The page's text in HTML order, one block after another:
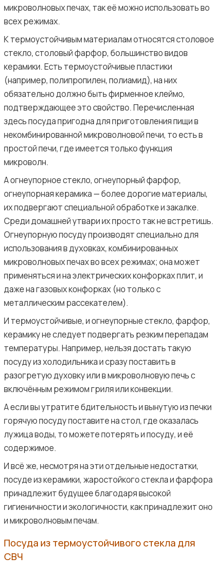
микроволновых печах, так её можно использовать во
всех режимах.
К термоустойчивым материалам относятся столовое
стекло, столовый фарфор, большинство видов
керамики. Есть термоустойчивые пластики
(например, полипропилен, полиамид), на них
обязательно должно быть фирменное клеймо,
подтверждающее это свойство. Перечисленная
здесь посуда пригодна для приготовления пищи в
некомбинированной микроволновой печи, то есть в
простой печи, где имеется только функция
микроволн.
А огнеупорное стекло, огнеупорный фарфор,
огнеупорная керамика — более дорогие материалы,
их подвергают специальной обработке и закалке.
Среди домашней утвари их просто так не встретишь.
Огнеупорную посуду производят специально для
использования в духовках, комбинированных
микроволновых печах во всех режимах; она может
применяться и на электрических конфорках плит, и
даже на газовых конфорках (но только с
металлическим рассекателем).
И термоустойчивые, и огнеупорные стекло, фарфор,
керамику не следует подвергать резким перепадам
температуры. Например, нельзя достать такую
посуду из холодильника и сразу поставить в
разогретую духовку или в микроволновую печь с
включённым режимом гриля или конвекции.
А если вы утратите бдительность и вынутую из печки
горячую посуду поставите на стол, где оказалась
лужица воды, то можете потерять и посуду, и её
содержимое.
И всё же, несмотря на эти отдельные недостатки,
посуде из керамики, жаростойкого стекла и фарфора
принадлежит будущее благодаря высокой
гигиеничности и экологичности, как принадлежит оно
и микроволновым печам.
Посуда из термоустойчивого стекла для
СВЧ